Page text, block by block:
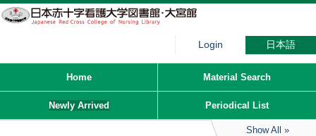
Login 日本語
Home Material Search
Newly Arrived Periodical List
Show All